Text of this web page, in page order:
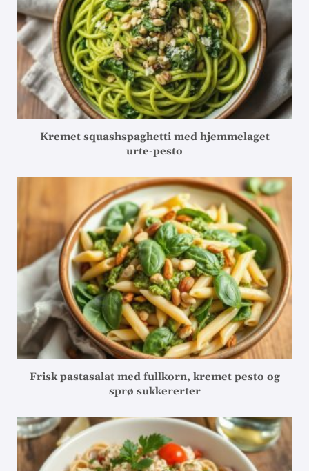
Kremet squashspaghetti med hjemmelaget
urte-pesto
Frisk pastasalat med fullkorn, kremet pesto og
sprø sukkererter